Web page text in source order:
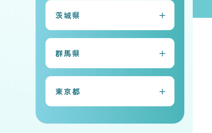
茨城県
常総本校
水戸キャンパス
群馬県
太田キャンパス
前橋キャンパス
東京都